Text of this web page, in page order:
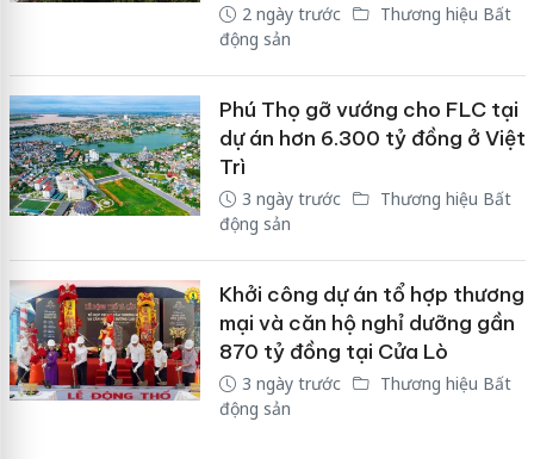
2 ngày trước
Thương hiệu Bất
động sản
Phú Thọ gỡ vướng cho FLC tại
dự án hơn 6.300 tỷ đồng ở Việt
Trì
3 ngày trước
Thương hiệu Bất
động sản
Khởi công dự án tổ hợp thương
mại và căn hộ nghỉ dưỡng gần
870 tỷ đồng tại Cửa Lò
3 ngày trước
Thương hiệu Bất
động sản